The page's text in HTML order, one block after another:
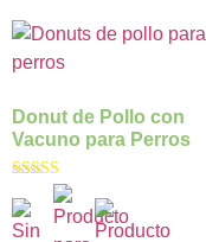
Donut de Pollo con
Vacuno para Perros
Valorado con
5.00
de 5